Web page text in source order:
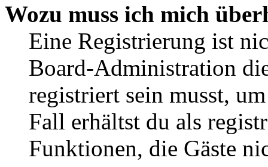
Wozu muss ich mich
Eine Registrierung ist
Board-Administration
registriert sein musst,
Fall erhältst du als
Funktionen, die Gäste